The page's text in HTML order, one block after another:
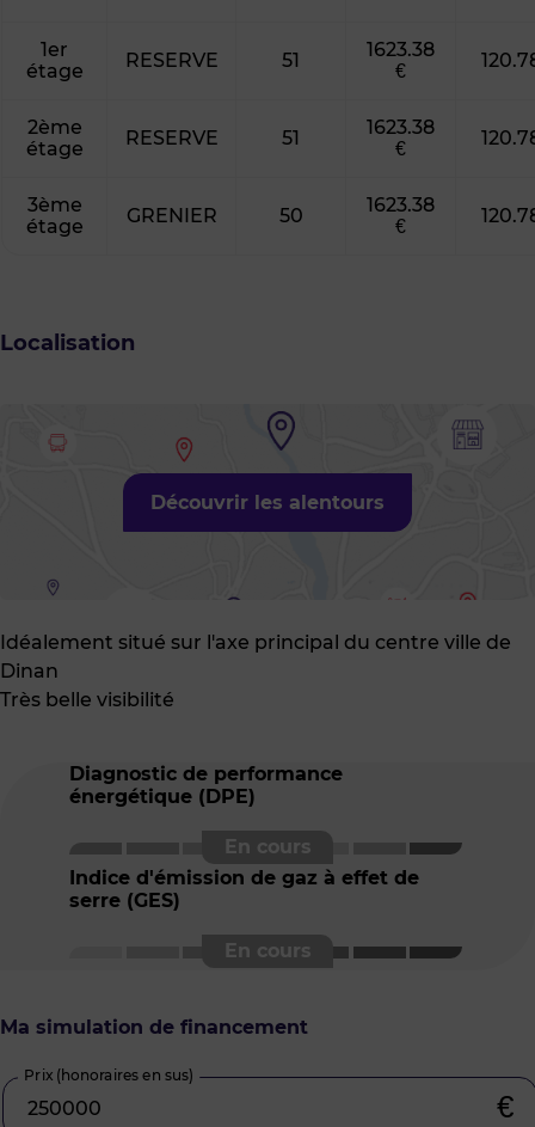
1er
étage
RESERVE 51
1623.38
€
2ème
étage
RESERVE 51
1623.38
€
3ème
étage
GRENIER 50
1623.38
€
Localisation
Découvrir les alentours
Idéalement situé sur l'axe principal du centre ville de
Dinan
Très belle visibilité
Diagnostic de performance
énergétique (DPE)
Indice d'émission de gaz à effet de
serre (GES)
Ma simulation de financement
Prix (honoraires en sus)
€